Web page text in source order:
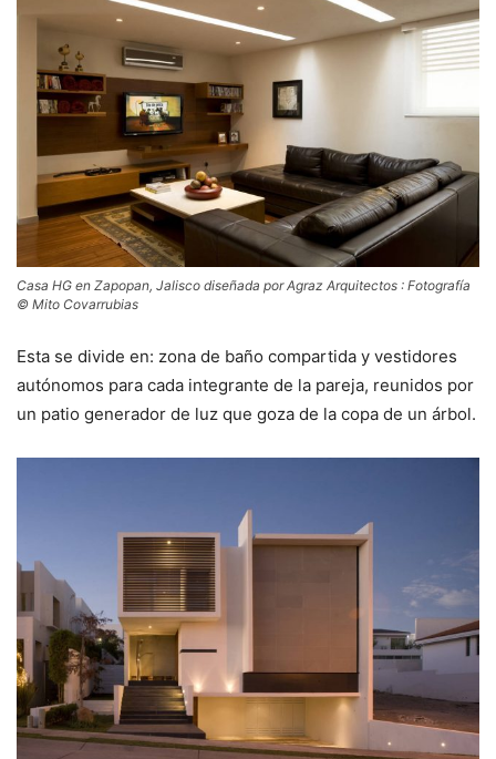
Casa HG en Zapopan, Jalisco diseñada por Agraz Arquitectos : Fotografía
© Mito Covarrubias
Esta se divide en: zona de baño compartida y vestidores
autónomos para cada integrante de la pareja, reunidos por
un patio generador de luz que goza de la copa de un árbol.